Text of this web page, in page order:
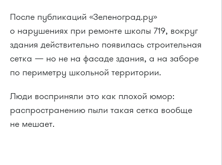
После публикаций «Зеленоград.ру»
о нарушениях при ремонте школы 719, вокруг
здания действительно появилась строительная
сетка — но не на фасаде здания, а на заборе
по периметру школьной территории.
Люди восприняли это как плохой юмор:
распространению пыли такая сетка вообще
не мешает.